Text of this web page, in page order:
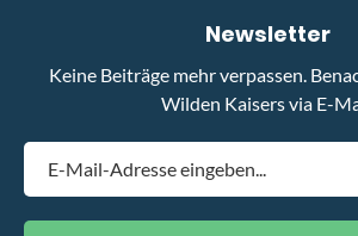
Newsletter
Keine Beiträge mehr verpassen.
Wilden Kaisers via E-